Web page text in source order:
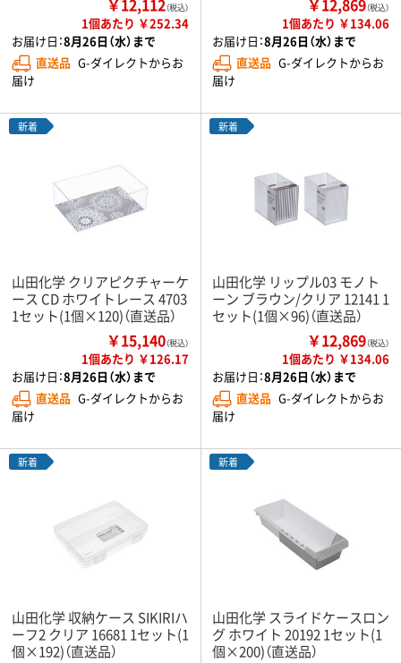
（税込）
1個あたり ￥252.34
お届け日：8月26日（水）まで
直送品 G-ダイレクトからお
届け
（税込）
1個あたり ￥134.06
お届け日：8月26日（水）まで
直送品 G-ダイレクトからお
届け
新着
山田化学 クリアピクチャーケ
ース CD ホワイトレース 4703
1セット(1個×120)（直送品）
￥15,140（税込）
1個あたり ￥126.17
お届け日：8月26日（水）まで
直送品 G-ダイレクトからお
届け
新着
山田化学 リップル03 モノト
ーン ブラウン/クリア 12141 1
セット(1個×96)（直送品）
￥12,869（税込）
1個あたり ￥134.06
お届け日：8月26日（水）まで
直送品 G-ダイレクトからお
届け
新着
山田化学 収納ケース SIKIRIハ
ーフ2 クリア 16681 1セット(1
個×192)（直送品）
新着
山田化学 スライドケースロン
グ ホワイト 20192 1セット(1
個×200)（直送品）